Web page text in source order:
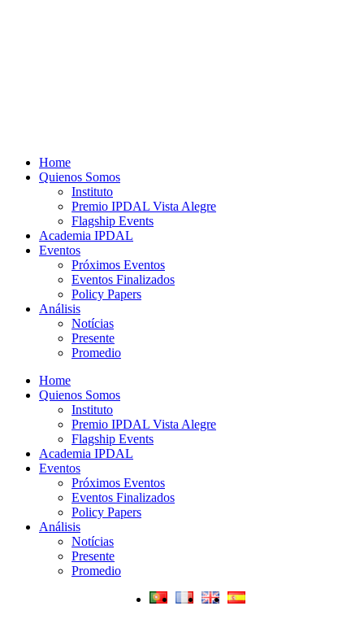
Home
Quienos Somos
Instituto
Premio IPDAL Vista Alegre
Flagship Events
Academia IPDAL
Eventos
Próximos Eventos
Eventos Finalizados
Policy Papers
Análisis
Notícias
Presente
Promedio
Home
Quienos Somos
Instituto
Premio IPDAL Vista Alegre
Flagship Events
Academia IPDAL
Eventos
Próximos Eventos
Eventos Finalizados
Policy Papers
Análisis
Notícias
Presente
Promedio